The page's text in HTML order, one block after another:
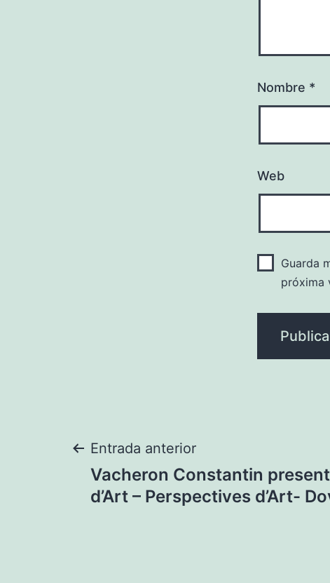
Nombre *
Web
Guarda
próxima
Navegación
de
Entrada anterior
Vacheron Constantin
d’Art – Perspectives d’Art-